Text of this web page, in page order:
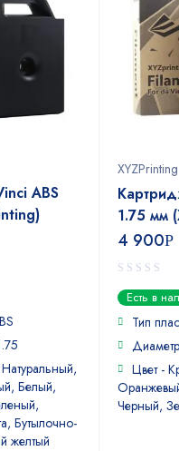
ABS
Белый,
Бутылочно-
желтый
XYZPrinting
1.75 мм
4 900Р
0
out
of
Есть в
Тип
Цвет -
Черный,